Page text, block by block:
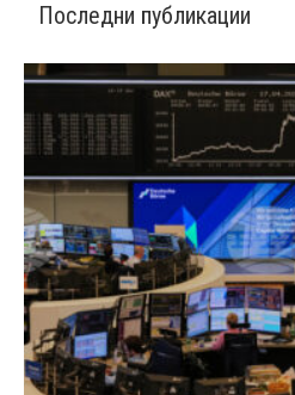
Последни публикации